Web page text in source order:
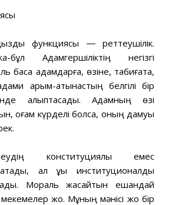
функциясы ― реттеушілік.
бұл Адамгершіліктің негізгі
басқа адамдарға, өзіне, табиғатқа,
қарым-қатынастың белгілі бір
қалыптасады. Адамның өзі
қоғам күрделі болса, оның дамуы
конституциялық емес
ал құқық институционалдық
Мораль жасайтын ешқандай
жоқ. Мұның мәнісі жоқ бір